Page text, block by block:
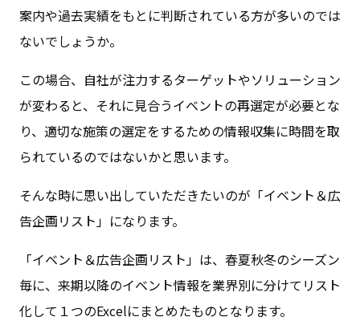
案内や過去実績をもとに判断されている方が多いのでは
ないでしょうか。
この場合、自社が注力するターゲットやソリューション
が変わると、それに見合うイベントの再選定が必要とな
り、適切な施策の選定をするための情報収集に時間を取
られているのではないかと思います。
そんな時に思い出していただきたいのが「イベント＆広
告企画リスト」になります。
「イベント＆広告企画リスト」は、春夏秋冬のシーズン
毎に、来期以降のイベント情報を業界別に分けてリスト
化して１つのExcelにまとめたものとなります。